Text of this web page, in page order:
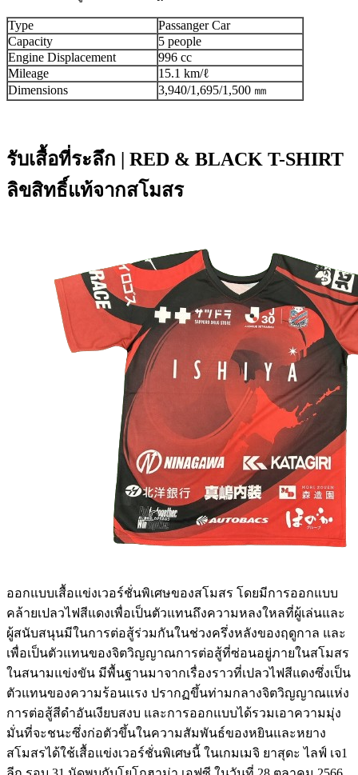
Type
Passanger Car
Capacity
5 people
Engine Displacement
996 cc
Mileage
15.1 km/ℓ
Dimensions
3,940/1,695/1,500 ㎜
รับเสื้อที่ระลึก | RED & BLACK T-SHIRT
ลิขสิทธิ์แท้จากสโมสร
ออกแบบเสื้อแข่งเวอร์ชั่นพิเศษของสโมสร โดยมีการออกแบบ
คล้ายเปลวไฟสีแดงเพื่อเป็นตัวแทนถึงความหลงใหลที่ผู้เล่นและ
ผู้สนับสนุนมีในการต่อสู้ร่วมกันในช่วงครึ่งหลังของฤดูกาล และ
เพื่อเป็นตัวแทนของจิตวิญญาณการต่อสู้ที่ซ่อนอยู่ภายในสโมสร
ในสนามแข่งขัน มีพื้นฐานมาจากเรื่องราวที่เปลวไฟสีแดงซึ่งเป็น
ตัวแทนของความร้อนแรง ปรากฏขึ้นท่ามกลางจิตวิญญาณแห่ง
การต่อสู้สีดำอันเงียบสงบ และการออกแบบได้รวมเอาความมุ่ง
มั่นที่จะชนะซึ่งก่อตัวขึ้นในความสัมพันธ์ของหยินและหยาง
สโมสรได้ใช้เสื้อแข่งเวอร์ชั่นพิเศษนี้ ในเกมเมจิ ยาสุดะ ไลฟ์ เจ1